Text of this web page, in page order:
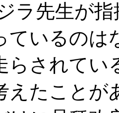
ラ先生が
ているのは
らされてい
えたことが